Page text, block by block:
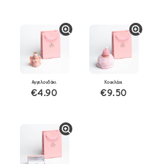
Αγγελουδάκι
€4.90
Κουκλάκι
€9.50